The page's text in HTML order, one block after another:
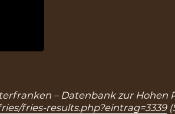
– Datenbank zur
fries-results.php?eintrag=3339